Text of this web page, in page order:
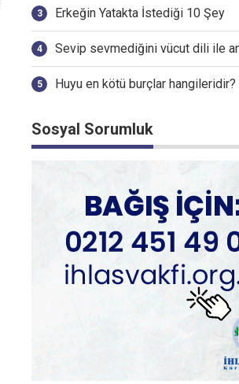
Erkeğin Yatakta İstediği 10 Şey
Sevip sevmediğini vücut dili ile
Huyu en kötü burçlar hangileridir?
Sosyal Sorumluk